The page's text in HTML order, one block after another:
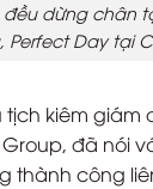
đều dừng chân
Perfect Day tại
tịch kiêm
đã nói
thành công